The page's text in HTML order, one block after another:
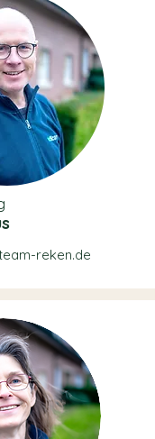
reken.de